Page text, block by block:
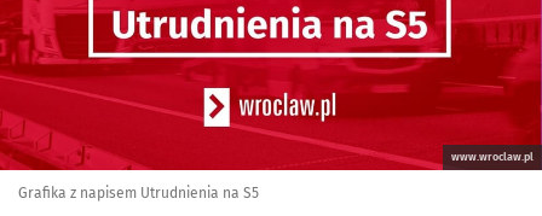
www.wroclaw.pl
Grafika z napisem Utrudnienia na S5